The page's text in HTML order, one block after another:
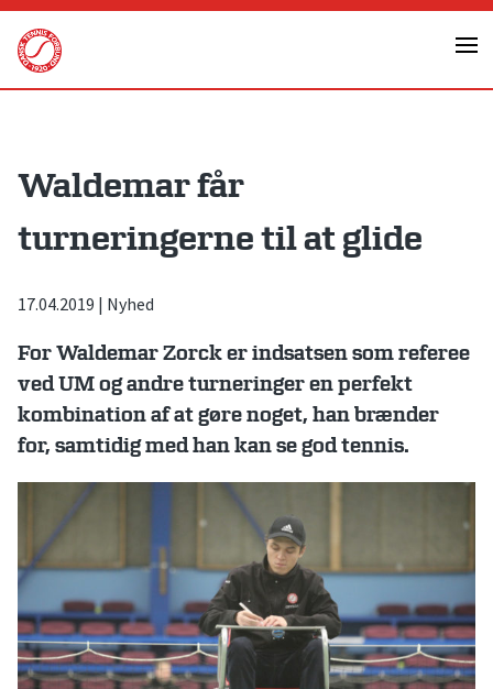
Skip
content
Waldemar får
turneringerne til at glide
17.04.2019 | Nyhed
For Waldemar Zorck er indsatsen som referee
ved UM og andre turneringer en perfekt
kombination af at gøre noget, han brænder
for, samtidig med han kan se god tennis.